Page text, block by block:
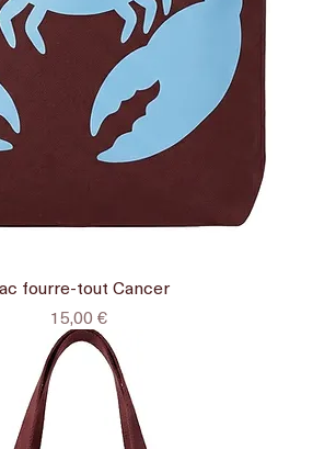
Sac fourre-tout Cancer
Prix
15,00 €